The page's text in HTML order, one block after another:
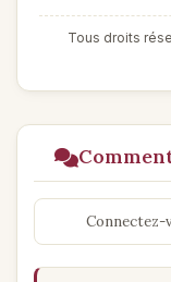
Tous droits
Connectez-